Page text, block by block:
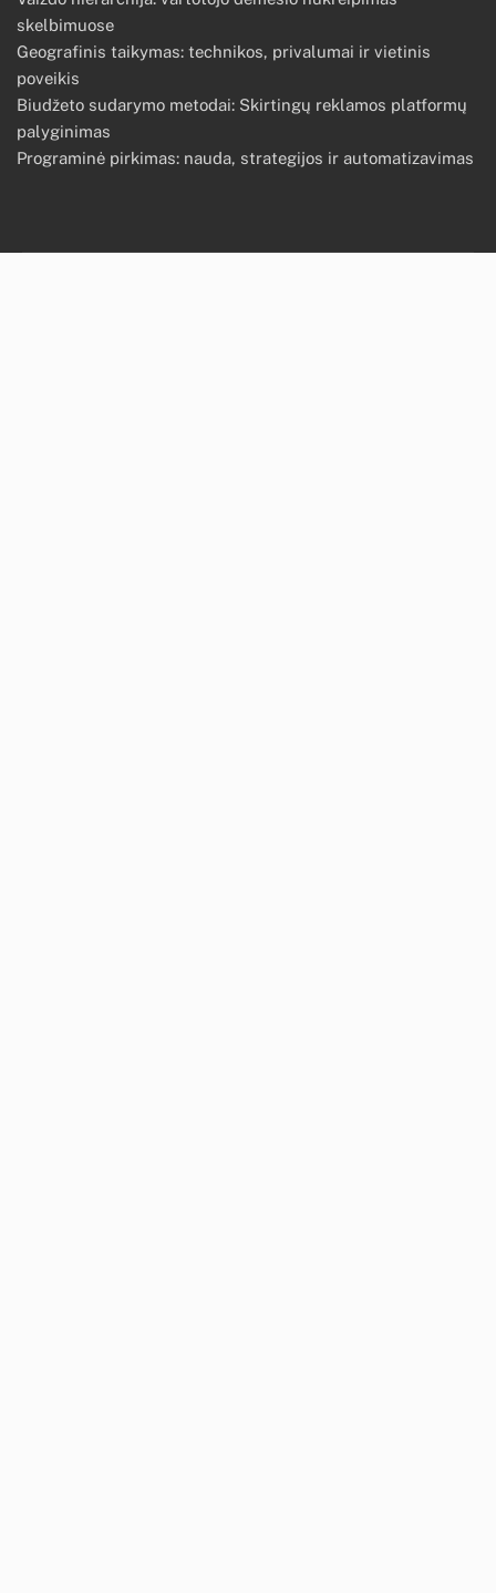
skelbimuose
Geografinis taikymas: technikos, privalumai ir vietinis
poveikis
Biudžeto sudarymo metodai: Skirtingų reklamos platformų
palyginimas
Programinė pirkimas: nauda, strategijos ir automatizavimas